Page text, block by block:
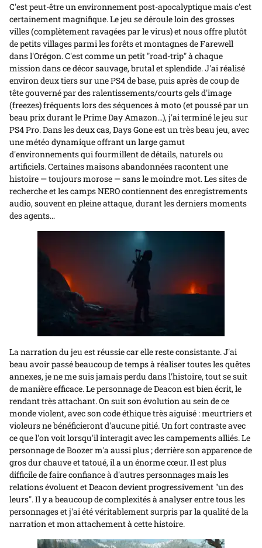
C'est peut-être un environnement post-apocalyptique mais c'est
certainement magnifique. Le jeu se déroule loin des grosses
villes (complètement ravagées par le virus) et nous offre plutôt
de petits villages parmi les forêts et montagnes de Farewell
dans l'Orégon. C'est comme un petit "road-trip" à chaque
mission dans ce décor sauvage, brutal et splendide. J'ai réalisé
environ deux tiers sur une PS4 de base, puis après de coup de
tête gouverné par des ralentissements/courts gels d'image
(freezes) fréquents lors des séquences à moto (et poussé par un
beau prix durant le Prime Day Amazon…), j'ai terminé le jeu sur
PS4 Pro. Dans les deux cas, Days Gone est un très beau jeu, avec
une météo dynamique offrant un large gamut
d'environnements qui fourmillent de détails, naturels ou
artificiels. Certaines maisons abandonnées racontent une
histoire — toujours morose — sans le moindre mot. Les sites de
recherche et les camps NERO contiennent des enregistrements
audio, souvent en pleine attaque, durant les derniers moments
des agents…
La narration du jeu est réussie car elle reste consistante. J'ai
beau avoir passé beaucoup de temps à réaliser toutes les quêtes
annexes, je ne me suis jamais perdu dans l'histoire, tout se suit
de manière efficace. Le personnage de Deacon est bien écrit, le
rendant très attachant. On suit son évolution au sein de ce
monde violent, avec son code éthique très aiguisé : meurtriers et
violeurs ne bénéficieront d'aucune pitié. Un fort contraste avec
ce que l'on voit lorsqu'il interagit avec les campements alliés. Le
personnage de Boozer m'a aussi plus ; derrière son apparence de
gros dur chauve et tatoué, il a un énorme cœur. Il est plus
difficile de faire confiance à d'autres personnages mais les
relations évoluent et Deacon devient progressivement "un des
leurs". Il y a beaucoup de complexités à analyser entre tous les
personnages et j'ai été véritablement surpris par la qualité de la
narration et mon attachement à cette histoire.